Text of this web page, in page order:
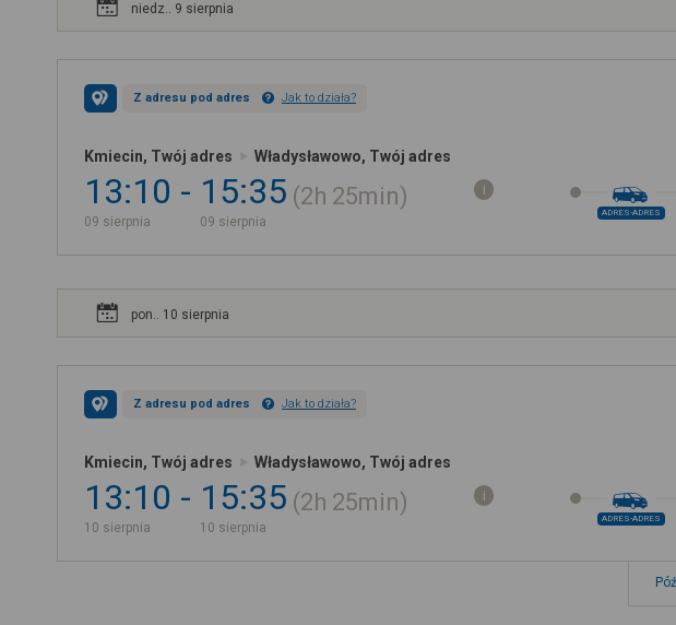
niedz.. 9 sierpnia
Z adresu pod adres Jak to działa?
Kmiecin, Twój adres Władysławowo, Twój adres
13:10
09 sierpnia
15:35
09 sierpnia
2h 25min
ADRES-ADRES
pon.. 10 sierpnia
Z adresu pod adres Jak to działa?
Kmiecin, Twój adres Władysławowo, Twój adres
13:10
10 sierpnia
15:35
10 sierpnia
2h 25min
ADRES-ADRES